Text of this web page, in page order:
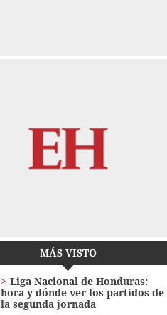
MÁS VISTO
Liga Nacional de Honduras:
hora y dónde ver los partidos de
la segunda jornada